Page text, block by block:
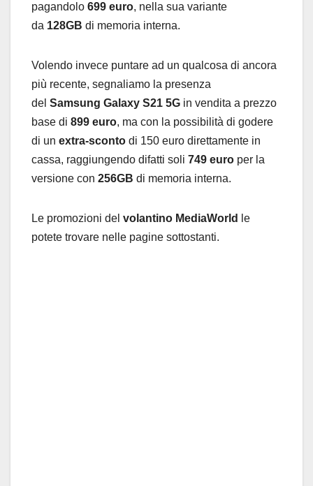
pagandolo 699 euro, nella sua variante
da 128GB di memoria interna.
Volendo invece puntare ad un qualcosa di ancora
più recente, segnaliamo la presenza
del Samsung Galaxy S21 5G in vendita a prezzo
base di 899 euro, ma con la possibilità di godere
di un extra-sconto di 150 euro direttamente in
cassa, raggiungendo difatti soli 749 euro per la
versione con 256GB di memoria interna.
Le promozioni del volantino MediaWorld
le
potete trovare nelle pagine sottostanti.